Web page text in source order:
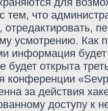
тем, что
отредактировать,
усмотрению. Как
информация
будет открыта
конференции
за действия
доступу к